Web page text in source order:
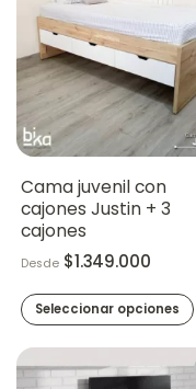
Cama juvenil con
cajones Justin + 3
cajones
Desde $1.349.000
Seleccionar opciones
producto